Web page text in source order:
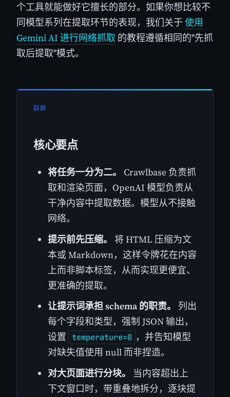
个工具就能做好它擅长的部分。如果你想比较不
同模型系列在提取环节的表现，我们关于 使用
Gemini AI 进行网络抓取 的教程遵循相同的"先抓
取后提取"模式。
回顾
核心要点
将任务一分为二。
Crawlbase 负责抓
取和渲染页面，OpenAI 模型负责从
干净内容中提取数据。模型从不接触
网络。
提示前先压缩。 将 HTML 压缩为文
本或 Markdown，这样令牌花在内容
上而非脚本标签，从而实现更便宜、
更准确的提取。
让提示词承担 schema 的职责。
列出
每个字段和类型，强制 JSON 输出，
设置 temperature=0 ，并告知模型
对缺失值使用 null 而非捏造。
对大页面进行分块。
当内容超出上
下文窗口时，带重叠地拆分，逐块提